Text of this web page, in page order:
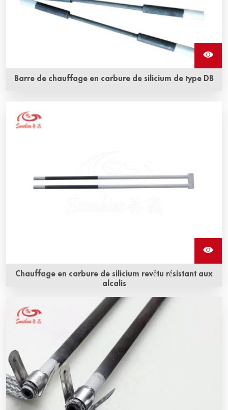
Barre de chauffage en carbure de silicium de type DB
carbure de silicium de type DB auprès de HENAN
SUNSHINE HIGH TEMPERATURE MATERIALS CO., LTD.
Chauffage en carbure de silicium revêtu résistant aux
alcalis
Le chauffage en carbure de silicium revêtu résistant aux
alcalis peut résister à la corrosion par les alcalis. Le
revêtement D protégera le corps du chauffage et
prolongera sa durée de vie.